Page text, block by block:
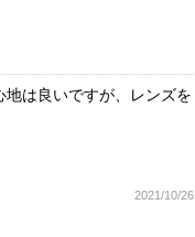
は良いですが、レンズを
2021/10/26